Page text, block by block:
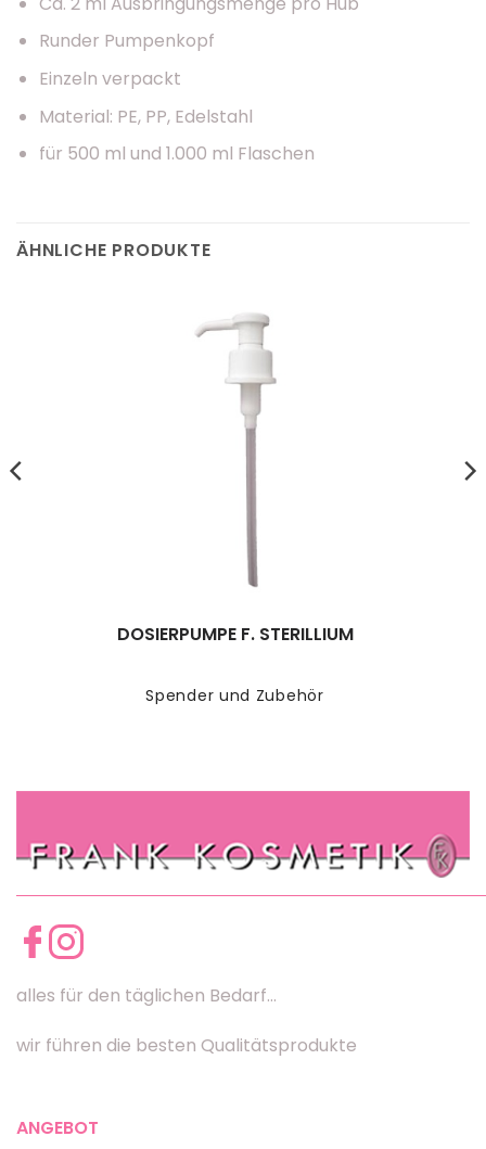
Runder Pumpenkopf
Einzeln verpackt
Material: PE, PP, Edelstahl
für 500 ml und 1.000 ml Flaschen
ÄHNLICHE PRODUKTE
Spender und Zubehör
DOSIERPUMPE F. STERILLIUM
alles für den täglichen Bedarf...
wir führen die besten Qualitätsprodukte
ANGEBOT